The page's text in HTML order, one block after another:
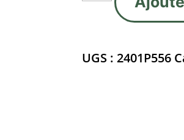
PINION
UGS :2401P556